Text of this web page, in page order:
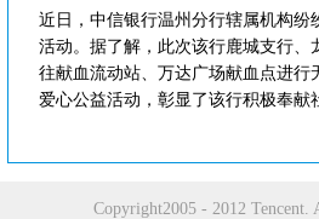
近日，中信银行温州分行辖属机构纷
活动。据了解，此次该行鹿城支行、
往献血流动站、万达广场献血点进行
爱心公益活动，彰显了该行积极奉献
Copyright2005 - 2012 Tencent.